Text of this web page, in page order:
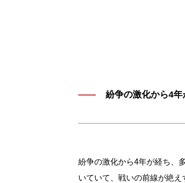
紛争の激化から4
紛争の激化から4年が経ち、
いていて、戦いの前線が絶